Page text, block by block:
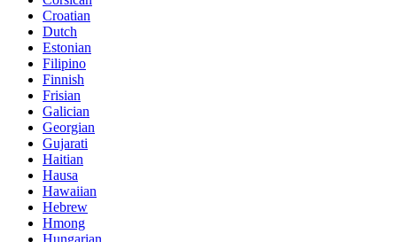
Croatian
Dutch
Estonian
Filipino
Finnish
Frisian
Galician
Georgian
Gujarati
Haitian
Hausa
Hawaiian
Hebrew
Hmong
Hungarian